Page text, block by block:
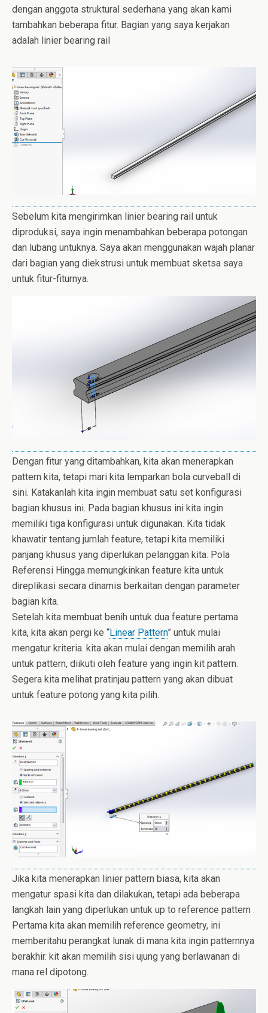
dengan anggota struktural sederhana yang akan kami
tambahkan beberapa fitur. Bagian yang saya kerjakan
adalah linier bearing rail
Sebelum kita mengirimkan linier bearing rail untuk
diproduksi, saya ingin menambahkan beberapa potongan
dan lubang untuknya. Saya akan menggunakan wajah planar
dari bagian yang diekstrusi untuk membuat sketsa saya
untuk fitur-fiturnya.
Dengan fitur yang ditambahkan, kita akan menerapkan
pattern kita, tetapi mari kita lemparkan bola curveball di
sini. Katakanlah kita ingin membuat satu set konfigurasi
bagian khusus ini. Pada bagian khusus ini kita ingin
memiliki tiga konfigurasi untuk digunakan. Kita tidak
khawatir tentang jumlah feature, tetapi kita memiliki
panjang khusus yang diperlukan pelanggan kita. Pola
Referensi Hingga memungkinkan feature kita untuk
direplikasi secara dinamis berkaitan dengan parameter
bagian kita.
Setelah kita membuat benih untuk dua feature pertama
kita, kita akan pergi ke “Linear Pattern” untuk mulai
mengatur kriteria. kita akan mulai dengan memilih arah
untuk pattern, diikuti oleh feature yang ingin kit pattern.
Segera kita melihat pratinjau pattern yang akan dibuat
untuk feature potong yang kita pilih.
Jika kita menerapkan linier pattern biasa, kita akan
mengatur spasi kita dan dilakukan, tetapi ada beberapa
langkah lain yang diperlukan untuk up to reference pattern .
Pertama kita akan memilih reference geometry, ini
memberitahu perangkat lunak di mana kita ingin patternnya
berakhir. kit akan memilih sisi ujung yang berlawanan di
mana rel dipotong.